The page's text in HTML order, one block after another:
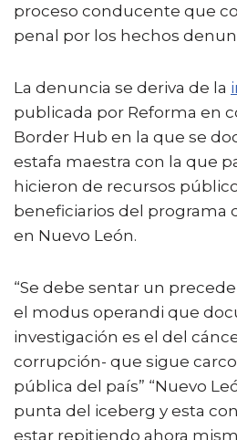
proceso conducente que
penal por los hechos
La denuncia se deriva de la
publicada por Reforma en
Border Hub en la que se
estafa maestra con la que
hicieron de recursos
beneficiarios del programa
en Nuevo León.
“Se debe sentar un
el modus operandi que
investigación es el del
corrupción- que sigue
pública del país” “Nuevo
punta del iceberg y esta
estar repitiendo ahora